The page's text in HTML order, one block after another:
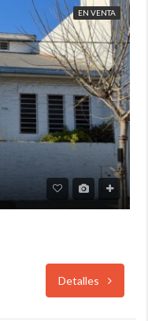
EN VENTA
Detalles